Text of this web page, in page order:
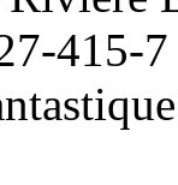
415-7